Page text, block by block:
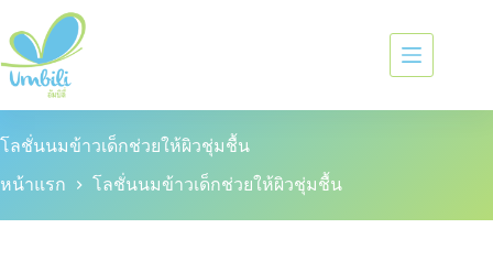
โลชั่นนมข้าวเด็กช่วยให้ผิวชุ่มชื้น
หน้าแรก โลชั่นนมข้าวเด็กช่วยให้ผิวชุ่มชื้น